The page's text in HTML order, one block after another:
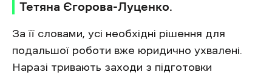
Тетяна Єгорова-Луценко.
За її словами, усі необхідні рішення для
подальшої роботи вже юридично ухвалені.
Наразі тривають заходи з підготовки